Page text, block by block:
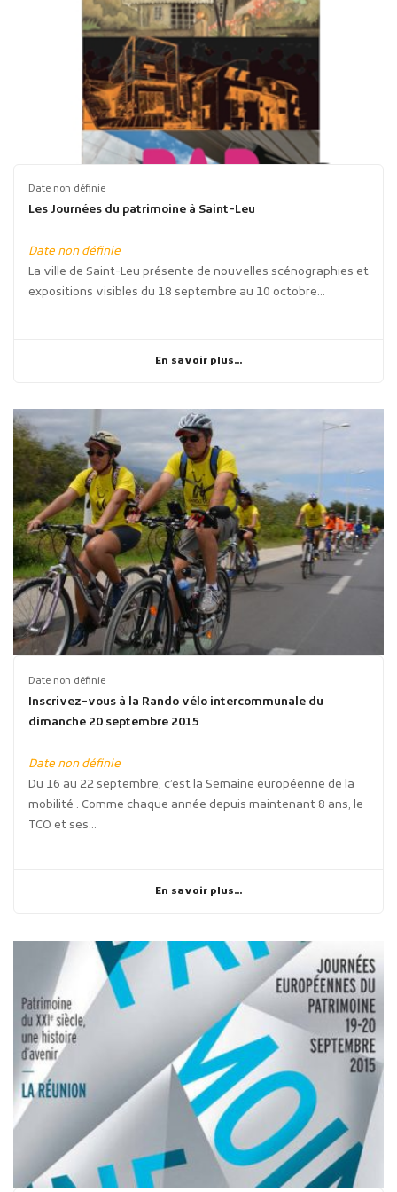
Date non définie
Les Journées du patrimoine à Saint-Leu
Date non définie
La ville de Saint-Leu présente de nouvelles scénographies et
expositions visibles du 18 septembre au 10 octobre...
En savoir plus...
Date non définie
Inscrivez-vous à la Rando vélo intercommunale du
dimanche 20 septembre 2015
Date non définie
Du 16 au 22 septembre, c’est la Semaine européenne de la
mobilité . Comme chaque année depuis maintenant 8 ans, le
TCO et ses...
En savoir plus...